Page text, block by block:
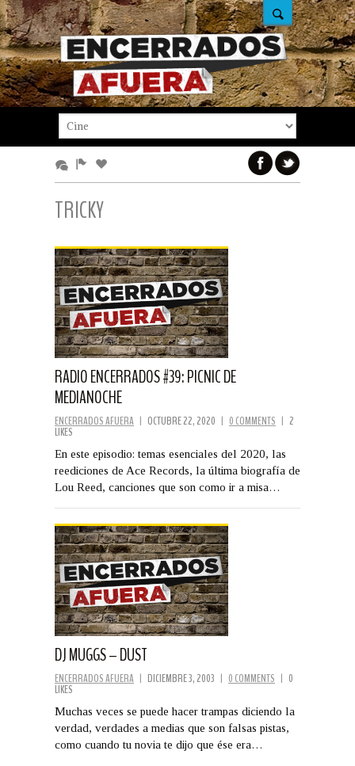
TRICKY
RADIO ENCERRADOS #39: PICNIC DE
MEDIANOCHE
ENCERRADOS AFUERA | OCTUBRE 22, 2020 | 0 COMMENTS | 2
LIKES
En este episodio: temas esenciales del 2020, las
reediciones de Ace Records, la última biografía de
Lou Reed, canciones que son como ir a misa…
DJ MUGGS – DUST
ENCERRADOS AFUERA | DICIEMBRE 3, 2003 | 0 COMMENTS | 0
LIKES
Muchas veces se puede hacer trampas diciendo la
verdad, verdades a medias que son falsas pistas,
como cuando tu novia te dijo que ése era…